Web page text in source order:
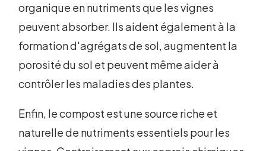
organique en nutriments que les vignes
peuvent absorber. Ils aident également à la
formation d'agrégats de sol, augmentent la
porosité du sol et peuvent même aider à
contrôler les maladies des plantes.
Enfin, le compost est une source riche et
naturelle de nutriments essentiels pour les